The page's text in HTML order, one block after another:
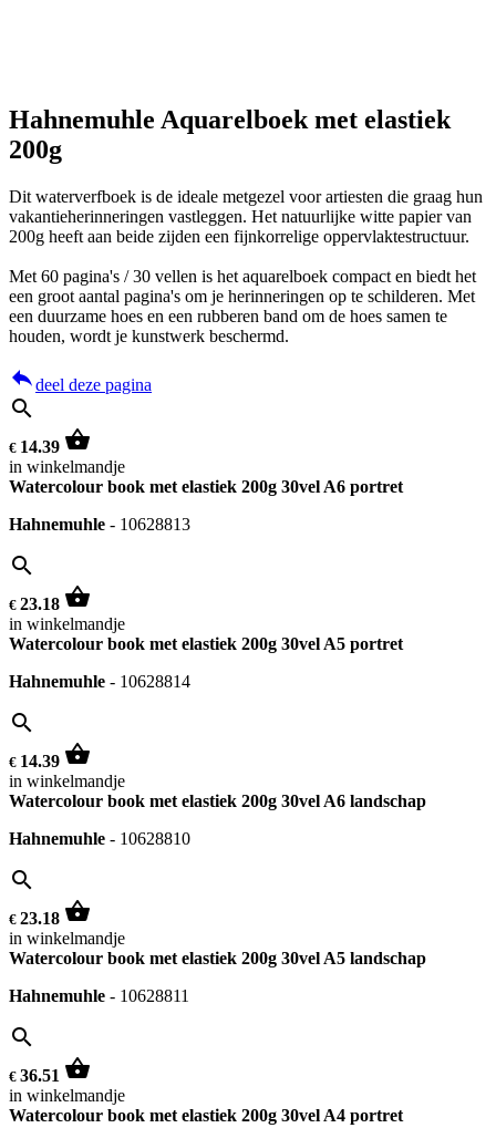
Hahnemuhle Aquarelboek met elastiek
200g
Dit waterverfboek is de ideale metgezel voor artiesten die graag hun
vakantieherinneringen vastleggen. Het natuurlijke witte papier van
200g heeft aan beide zijden een fijnkorrelige oppervlaktestructuur.
Met 60 pagina's / 30 vellen is het aquarelboek compact en biedt het
een groot aantal pagina's om je herinneringen op te schilderen. Met
een duurzame hoes en een rubberen band om de hoes samen te
houden, wordt je kunstwerk beschermd.
replydeel deze pagina
search
€ 14.39 shopping_basket
in winkelmandje
Watercolour book met elastiek 200g 30vel A6 portret
Hahnemuhle - 10628813
search
€ 23.18 shopping_basket
in winkelmandje
Watercolour book met elastiek 200g 30vel A5 portret
Hahnemuhle - 10628814
search
€ 14.39 shopping_basket
in winkelmandje
Watercolour book met elastiek 200g 30vel A6 landschap
Hahnemuhle - 10628810
search
€ 23.18 shopping_basket
in winkelmandje
Watercolour book met elastiek 200g 30vel A5 landschap
Hahnemuhle - 10628811
search
€ 36.51 shopping_basket
in winkelmandje
Watercolour book met elastiek 200g 30vel A4 portret